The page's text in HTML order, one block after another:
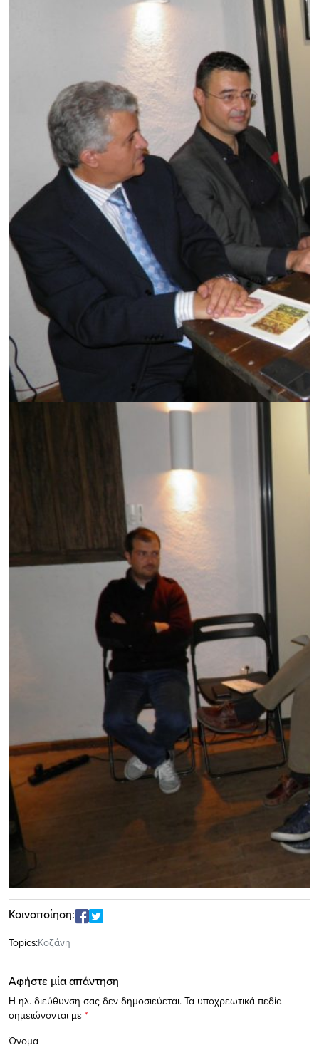
Κοινοποίηση:
Topics:Κοζάνη
Αφήστε μία απάντηση
Η ηλ. διεύθυνση σας δεν δημοσιεύεται. Τα υποχρεωτικά πεδία
σημειώνονται με *
Όνομα